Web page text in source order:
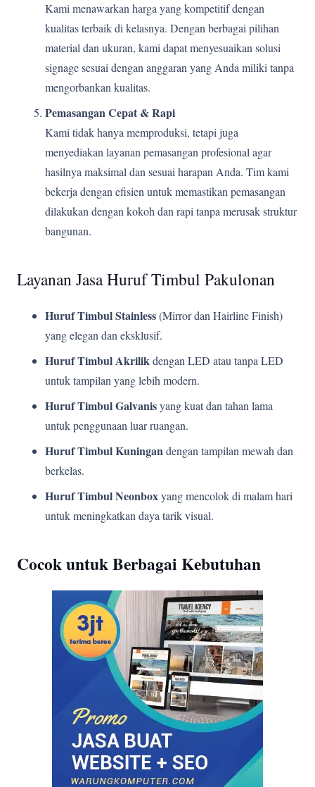
Kami menawarkan harga yang kompetitif dengan
kualitas terbaik di kelasnya. Dengan berbagai pilihan
material dan ukuran, kami dapat menyesuaikan solusi
signage sesuai dengan anggaran yang Anda miliki tanpa
mengorbankan kualitas.
Pemasangan Cepat & Rapi
Kami tidak hanya memproduksi, tetapi juga
menyediakan layanan pemasangan profesional agar
hasilnya maksimal dan sesuai harapan Anda. Tim kami
bekerja dengan efisien untuk memastikan pemasangan
dilakukan dengan kokoh dan rapi tanpa merusak struktur
bangunan.
Layanan Jasa Huruf Timbul Pakulonan
Huruf Timbul Stainless(Mirror dan Hairline Finish)
yang elegan dan eksklusif.
Huruf Timbul Akrilikdengan LED atau tanpa LED
untuk tampilan yang lebih modern.
Huruf Timbul Galvanisyang kuat dan tahan lama
untuk penggunaan luar ruangan.
Huruf Timbul Kuningandengan tampilan mewah dan
berkelas.
Huruf Timbul Neonboxyang mencolok di malam hari
untuk meningkatkan daya tarik visual.
Cocok untuk Berbagai Kebutuhan